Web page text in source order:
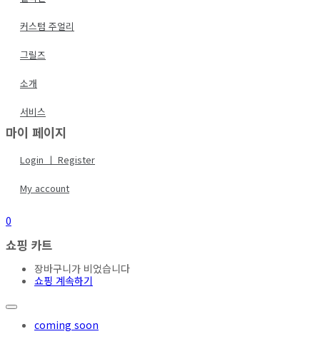
커스텀 주얼리
그릴즈
소개
서비스
마이 페이지
Login ㅣ Register
My account
0
쇼핑 카트
장바구니가 비었습니다
쇼핑 계속하기
coming soon